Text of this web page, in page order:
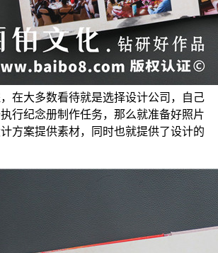
在大多数看待就是选择设计公司，自己
行纪念册制作任务，那么就准备好照片
方案提供素材，同时也就提供了设计的